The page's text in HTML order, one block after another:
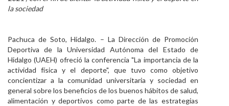
Aspirantes
Alumni
Visitantes
la sociedad
Pachuca de Soto, Hidalgo. – La Dirección de Promoción
Deportiva de la Universidad Autónoma del Estado de
Hidalgo (UAEH) ofreció la conferencia "La importancia de la
actividad física y el deporte", que tuvo como objetivo
concientizar a la comunidad universitaria y sociedad en
general sobre los beneficios de los buenos hábitos de salud,
alimentación y deportivos como parte de las estrategias